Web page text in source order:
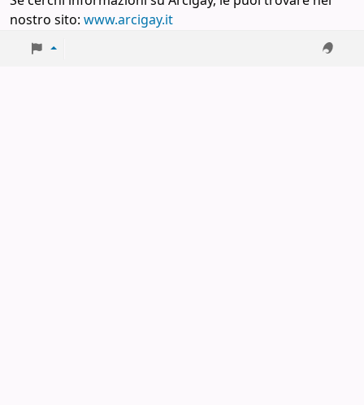
nostro sito: www.arcigay.it